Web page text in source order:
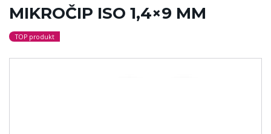
MIKROČIP ISO 1,4×9 MM
TOP produkt